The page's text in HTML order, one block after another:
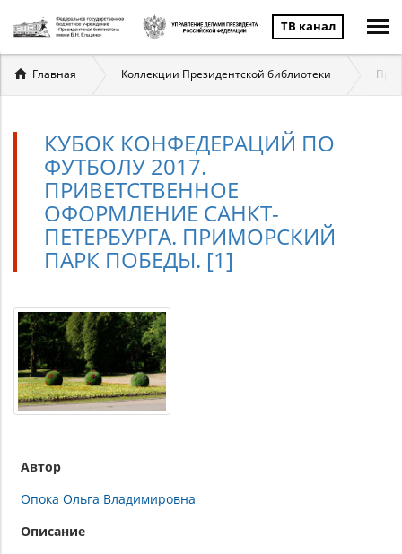
ТВ канал
Вы
здесь
Главная Коллекции Президентской библиотеки
КУБОК КОНФЕДЕРАЦИЙ ПО
ФУТБОЛУ 2017.
ПРИВЕТСТВЕННОЕ
ОФОРМЛЕНИЕ САНКТ-
ПЕТЕРБУРГА. ПРИМОРСКИЙ
ПАРК ПОБЕДЫ. [1]
Автор
Опока Ольга Владимировна
Описание